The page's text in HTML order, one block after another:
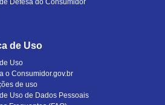
Defesa do Consumidor
de Uso
Uso
o Consumidor.gov.br
de uso
Uso de Dados Pessoais